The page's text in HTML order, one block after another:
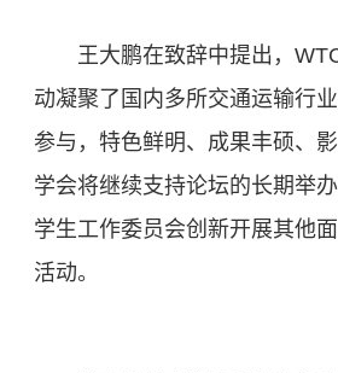
王大鹏在致辞中提出，
动凝聚了国内多所交通运输行
参与，特色鲜明、成果丰硕、
学会将继续支持论坛的长期举
学生工作委员会创新开展其他
活动。